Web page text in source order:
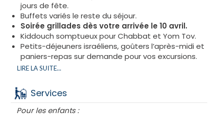
maintenir votre routine sportive.
Autour de l’hôtel :
•Excursions culturelles: Explorez les trésors
historiques et culturels de la Crète, comme le Palais
de Knossos, Spinalonga ou encore le charmant
village de Kritsa.
•
Randonnées et balades
paysages authentiques de l’île à travers ses
jours de fête.
Buffets variés le reste du séjour.
Soirée grillades dès votre arrivée le 10 avril.
Kiddouch somptueux pour Chabbat et Yom Tov.
Petits-déjeuners israéliens, goûters l’après-midi et
paniers-repas sur demande pour vos excursions.
Le tout sous une cacherout Laméhadrin Bichoul
supervision rabbinique.
LIRE LA SUITE...
Services
Pour les enfants :